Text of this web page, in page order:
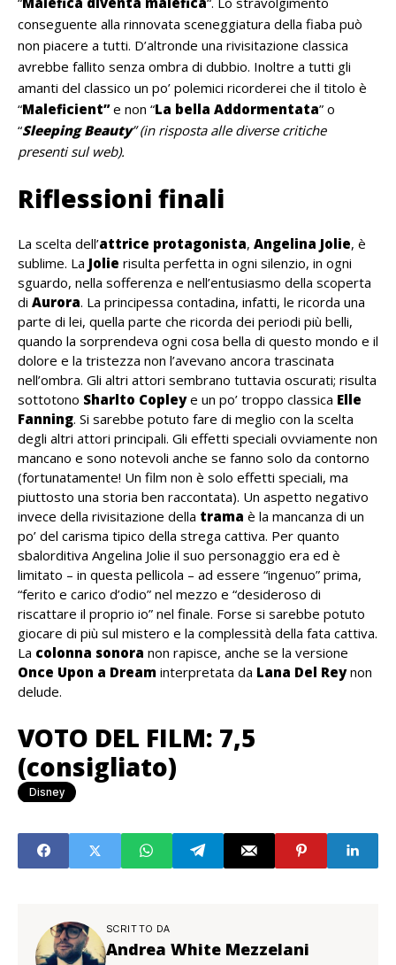
conseguente alla rinnovata sceneggiatura della fiaba può
non piacere a tutti. D’altronde una rivisitazione classica
avrebbe fallito senza ombra di dubbio. Inoltre a tutti gli
amanti del classico un po’ polemici ricorderei che il titolo è
“Maleficient”e non “La bella Addormentata” o
“Sleeping Beauty” (in risposta alle diverse critiche
presenti sul web).
Riflessioni finali
La scelta dell’attrice protagonista, Angelina Jolie, è
sublime. La Jolie risulta perfetta in ogni silenzio, in ogni
sguardo, nella sofferenza e nell’entusiasmo della scoperta
di Aurora. La principessa contadina, infatti, le ricorda una
parte di lei, quella parte che ricorda dei periodi più belli,
quando la sorprendeva ogni cosa bella di questo mondo e il
dolore e la tristezza non l’avevano ancora trascinata
nell’ombra. Gli altri attori sembrano tuttavia oscurati; risulta
sottotono Sharlto Copleye un po’ troppo classica Elle
Fanning. Si sarebbe potuto fare di meglio con la scelta
degli altri attori principali. Gli effetti speciali ovviamente non
mancano e sono notevoli anche se fanno solo da contorno
(fortunatamente! Un film non è solo effetti speciali, ma
piuttosto una storia ben raccontata). Un aspetto negativo
invece della rivisitazione della trama è la mancanza di un
po’ del carisma tipico della strega cattiva. Per quanto
sbalorditiva Angelina Jolie il suo personaggio era ed è
limitato – in questa pellicola – ad essere “ingenuo” prima,
“ferito e carico d’odio” nel mezzo e “desideroso di
riscattare il proprio io” nel finale. Forse si sarebbe potuto
giocare di più sul mistero e la complessità della fata cattiva.
La colonna sonora non rapisce, anche se la versione
Once Upon a Dream interpretata da Lana Del Reynon
delude.
VOTO DEL FILM: 7,5
(consigliato)
Disney
SCRITTO DA
Andrea White Mezzelani